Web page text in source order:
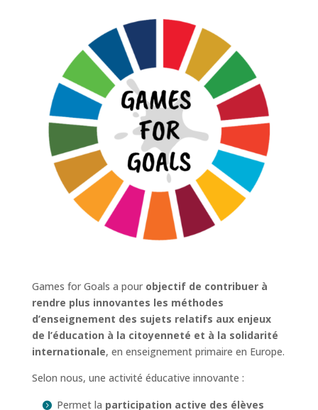
Games for Goals a pour objectif de contribuer à
rendre plus innovantes les méthodes
d’enseignement des sujets relatifs aux enjeux
de l’éducation à la citoyenneté et à la solidarité
internationale, en enseignement primaire en Europe.
Selon nous, une activité éducative innovante :
Permet la participation active des élèves